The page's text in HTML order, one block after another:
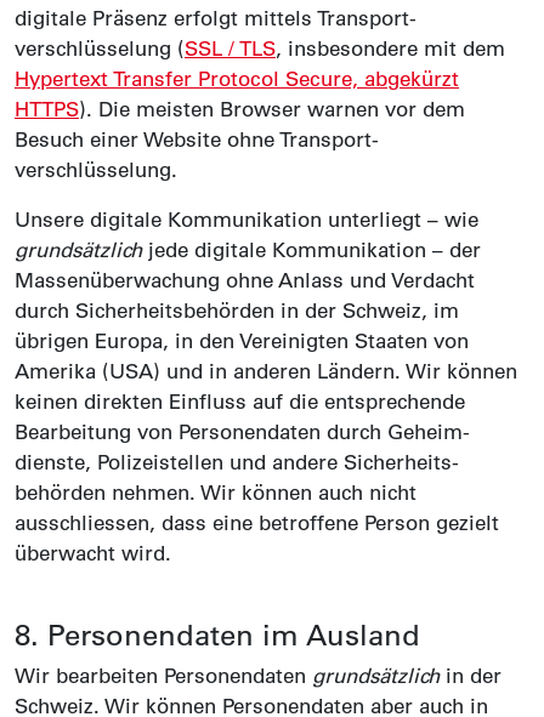
digitale Präsenz erfolgt mittels Transport­
verschlüsselung (SSL / TLS, insbesondere mit dem
Hypertext Transfer Protocol Secure, abgekürzt
HTTPS). Die meisten Browser warnen vor dem
Besuch einer Website ohne Transport­
verschlüsselung.
Unsere digitale Kommunikation unterliegt – wie
grundsätzlichjede digitale Kommunikation – der
Massen­überwachung ohne Anlass und Verdacht
durch Sicher­heitsbehörden in der Schweiz, im
übrigen Europa, in den Vereinigten Staaten von
Amerika (USA) und in anderen Ländern. Wir können
keinen direkten Einfluss auf die entsprechende
Bearbeitung von Personen­daten durch Geheim­
dienste, Polizei­stellen und andere Sicherheits­
behörden nehmen. Wir können auch nicht
ausschliessen, dass eine betroffene Person gezielt
überwacht wird.
8. Personen­daten im Ausland
Wir bearbeiten Personen­daten grundsätzlichin der
Schweiz. Wir können Personen­daten aber auch in